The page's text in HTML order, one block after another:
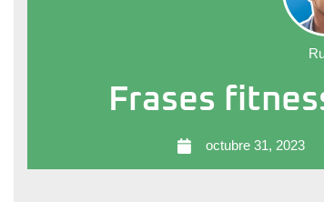
Frases
octubre 31, 2023